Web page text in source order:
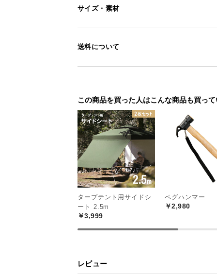
サイズ・素材
送料について
この商品を買った人はこんな商品も買っ
タープテント用サイドシ
ート 2.5m
￥3,999
ペグハンマー
￥2,980
レビュー